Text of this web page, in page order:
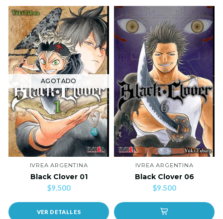
AGOTADO
IVREA ARGENTINA
Black Clover 01
$9.500
VER DETALLES
IVREA ARGENTINA
Black Clover 06
$9.500